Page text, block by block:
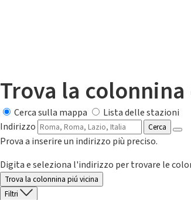
Trova la
Cerca sulla mappa
Lista delle stazioni
Indirizzo
Cerca
Prova a inserire un indirizzo più preciso.
Digita e seleziona l'indirizzo per trovare le
Trova la colonnina piú vicina
Filtri